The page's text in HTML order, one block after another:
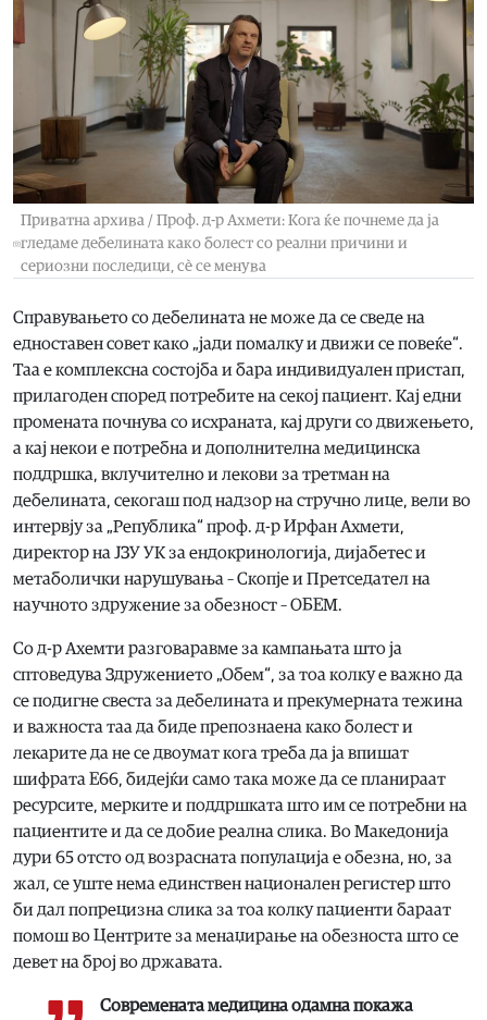
Приватна архива / Проф. д-р Ахмети: Кога ќе почнеме да ја
гледаме дебелината како болест со реални причини и
сериозни последици, сè се менува
Справувањето со дебелината не може да се сведе на
едноставен совет како „јади помалку и движи се повеќе“.
Таа е комплексна состојба и бара индивидуален пристап,
прилагоден според потребите на секој пациент. Кај едни
промената почнува со исхраната, кај други со движењето,
а кај некои е потребна и дополнителна медицинска
поддршка, вклучително и лекови за третман на
дебелината, секогаш под надзор на стручно лице, вели во
интервју за „Република“ проф. д-р Ирфан Ахмети,
директор на ЈЗУ УК за ендокринологија, дијабетес и
метаболички нарушувања – Скопје и Претседател на
научното здружение за обезност – ОБЕМ.
Со д-р Ахемти разговаравме за кампањата што ја
сптоведува Здружението „Обем“, за тоа колку е важно да
се подигне свеста за дебелината и прекумерната тежина
и важноста таа да биде препознаена како болест и
лекарите да не се двоумат кога треба да ја впишат
шифрата Е66, бидејќи само така може да се планираат
ресурсите, мерките и поддршката што им се потребни на
пациентите и да се добие реална слика. Во Македонија
дури 65 отсто од возрасната популација е обезна, но, за
жал, се уште нема единствен национален регистер што
би дал попрецизна слика за тоа колку пациенти бараат
помош во Центрите за менаџирање на обезноста што се
девет на број во државата.
Современата медицина одамна покажа